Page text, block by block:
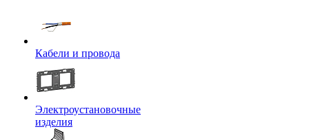
Кабели и провода
Электроустановочные
изделия